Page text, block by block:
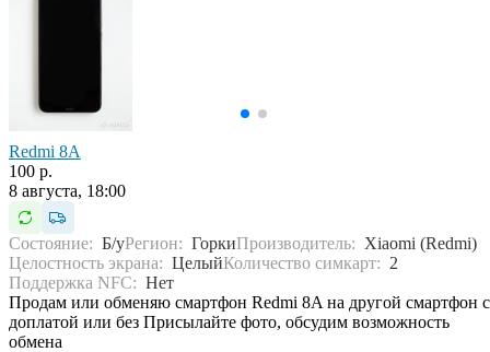
Redmi 8A
100 р.
8 августа, 18:00
Состояние: Б/уРегион: ГоркиПроизводитель: Xiaomi (Redmi)
Целостность экрана: ЦелыйКоличество симкарт: 2
Поддержка NFC: Нет
Продам или обменяю смартфон Redmi 8A на другой смартфон с
доплатой или без Присылайте фото, обсудим возможность
обмена